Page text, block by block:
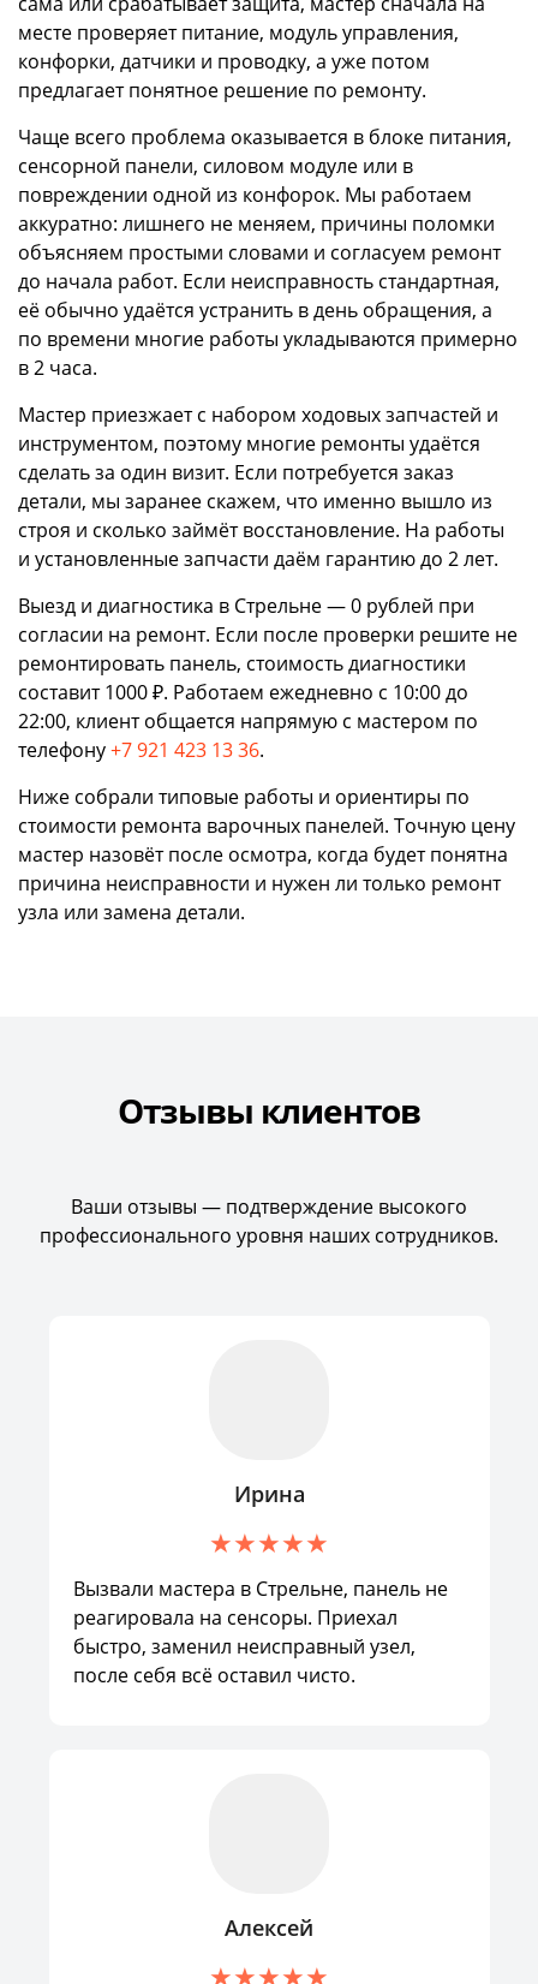
месте проверяет питание, модуль управления,
конфорки, датчики и проводку, а уже потом
предлагает понятное решение по ремонту.
Чаще всего проблема оказывается в блоке питания,
сенсорной панели, силовом модуле или в
повреждении одной из конфорок. Мы работаем
аккуратно: лишнего не меняем, причины поломки
объясняем простыми словами и согласуем ремонт
до начала работ. Если неисправность стандартная,
её обычно удаётся устранить в день обращения, а
по времени многие работы укладываются примерно
в 2 часа.
Мастер приезжает с набором ходовых запчастей и
инструментом, поэтому многие ремонты удаётся
сделать за один визит. Если потребуется заказ
детали, мы заранее скажем, что именно вышло из
строя и сколько займёт восстановление. На работы
и установленные запчасти даём гарантию до 2 лет.
Выезд и диагностика в Стрельне — 0 рублей при
согласии на ремонт. Если после проверки решите не
ремонтировать панель, стоимость диагностики
составит 1000 ₽. Работаем ежедневно с 10:00 до
22:00, клиент общается напрямую с мастером по
телефону+7 921 423 13 36.
Ниже собрали типовые работы и ориентиры по
стоимости ремонта варочных панелей. Точную цену
мастер назовёт после осмотра, когда будет понятна
причина неисправности и нужен ли только ремонт
узла или замена детали.
Отзывы клиентов
Ваши отзывы — подтверждение высокого
профессионального уровня наших сотрудников.
Ирина
Вызвали мастера в Стрельне, панель не
реагировала на сенсоры. Приехал
быстро, заменил неисправный узел,
после себя всё оставил чисто.
Алексей